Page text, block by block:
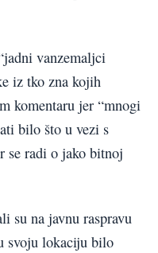
vanzemaljci
iz tko zna kojih
komentaru jer “mnogi
bilo što u vezi s
se radi o jako bitnoj
su na javnu raspravu
svoju lokaciju bilo